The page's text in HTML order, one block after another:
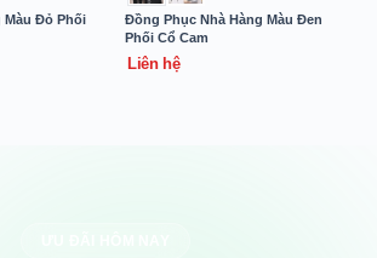
Màu Đỏ Phối
Đồng Phục Nhà Hàng Màu Đen
Phối Cổ Cam
Liên hệ